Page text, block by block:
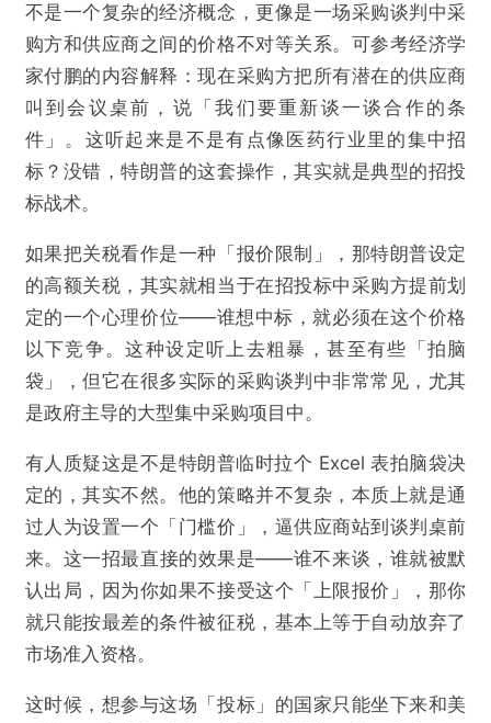
不是一个复杂的经济概念，更像是一场采购谈判中采
购方和供应商之间的价格不对等关系。可参考经济学
家付鹏的内容解释：现在采购方把所有潜在的供应商
叫到会议桌前，说「我们要重新谈一谈合作的条
件」。这听起来是不是有点像医药行业里的集中招
标？没错，特朗普的这套操作，其实就是典型的招投
标战术。
如果把关税看作是一种「报价限制」，那特朗普设定
的高额关税，其实就相当于在招投标中采购方提前划
定的一个心理价位——谁想中标，就必须在这个价格
以下竞争。这种设定听上去粗暴，甚至有些「拍脑
袋」，但它在很多实际的采购谈判中非常常见，尤其
是政府主导的大型集中采购项目中。
有人质疑这是不是特朗普临时拉个 Excel 表拍脑袋决
定的，其实不然。他的策略并不复杂，本质上就是通
过人为设置一个「门槛价」，逼供应商站到谈判桌前
来。这一招最直接的效果是——谁不来谈，谁就被默
认出局，因为你如果不接受这个「上限报价」，那你
就只能按最差的条件被征税，基本上等于自动放弃了
市场准入资格。
这时候，想参与这场「投标」的国家只能坐下来和美